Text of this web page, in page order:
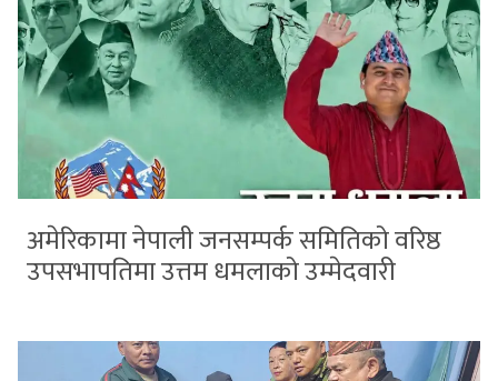
अमेरिकामा नेपाली जनसम्पर्क समितिको वरिष्ठ
उपसभापतिमा उत्तम धमलाको उम्मेदवारी